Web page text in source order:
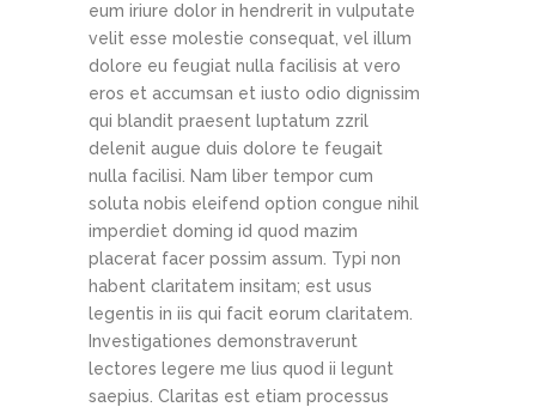
eum iriure dolor in hendrerit in vulputate
velit esse molestie consequat, vel illum
dolore eu feugiat nulla facilisis at vero
eros et accumsan et iusto odio dignissim
qui blandit praesent luptatum zzril
delenit augue duis dolore te feugait
nulla facilisi. Nam liber tempor cum
soluta nobis eleifend option congue nihil
imperdiet doming id quod mazim
placerat facer possim assum. Typi non
habent claritatem insitam; est usus
legentis in iis qui facit eorum claritatem.
Investigationes demonstraverunt
lectores legere me lius quod ii legunt
saepius. Claritas est etiam processus